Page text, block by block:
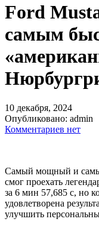
Ford
самым
10 декабря, 2024
Опубликовано: admin
Комментариев нет
Самый мощный и
смог проехать
за 6 мин 57,685 с, но
удовлетворена
улучшить